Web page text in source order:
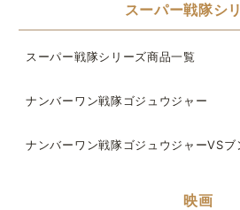
スーパー戦隊シ
スーパー戦隊シリーズ商品一覧
ナンバーワン戦隊ゴジュウジャー
ナンバーワン戦隊ゴジュウジャーVSブ
映画